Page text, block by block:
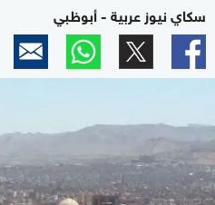
سكاي نيوز عربية - أبوظبي